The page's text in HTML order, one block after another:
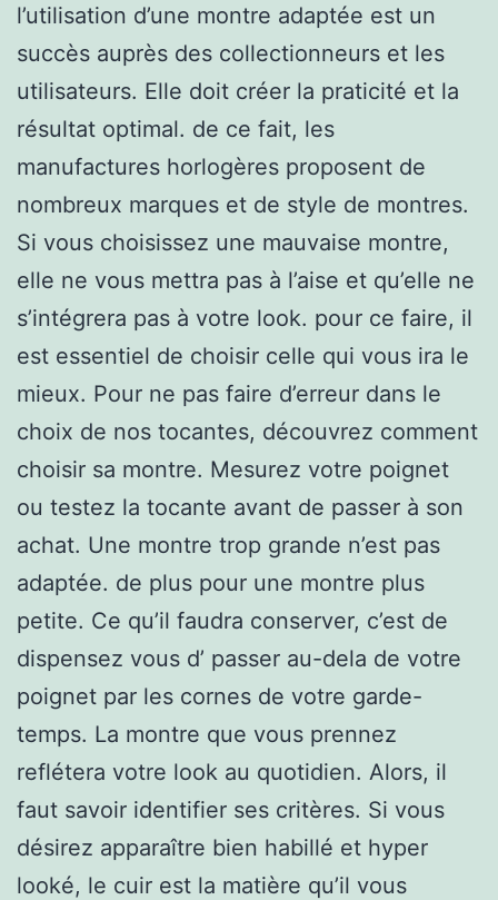
l’utilisation d’une montre adaptée est un
succès auprès des collectionneurs et les
utilisateurs. Elle doit créer la praticité et la
résultat optimal. de ce fait, les
manufactures horlogères proposent de
nombreux marques et de style de montres.
Si vous choisissez une mauvaise montre,
elle ne vous mettra pas à l’aise et qu’elle ne
s’intégrera pas à votre look. pour ce faire, il
est essentiel de choisir celle qui vous ira le
mieux. Pour ne pas faire d’erreur dans le
choix de nos tocantes, découvrez comment
choisir sa montre. Mesurez votre poignet
ou testez la tocante avant de passer à son
achat. Une montre trop grande n’est pas
adaptée. de plus pour une montre plus
petite. Ce qu’il faudra conserver, c’est de
dispensez vous d’ passer au-dela de votre
poignet par les cornes de votre garde-
temps. La montre que vous prennez
reflétera votre look au quotidien. Alors, il
faut savoir identifier ses critères. Si vous
désirez apparaître bien habillé et hyper
looké, le cuir est la matière qu’il vous